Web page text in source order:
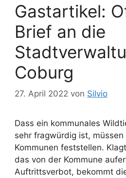
Gastartikel:
Brief an die
Coburg
27. April 2022 von Silvio
Dass ein kommunales
sehr fragwürdig ist, müssen
Kommunen feststellen.
das von der Kommune
Auftrittsverbot, bekommt